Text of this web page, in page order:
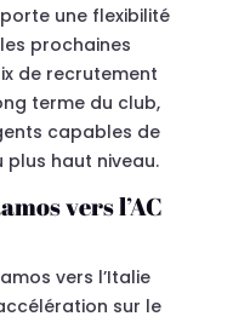
une flexibilité
prochaines
de recrutement
terme du club,
capables de
plus haut niveau.
vers l’AC
vers l’Italie
sur le